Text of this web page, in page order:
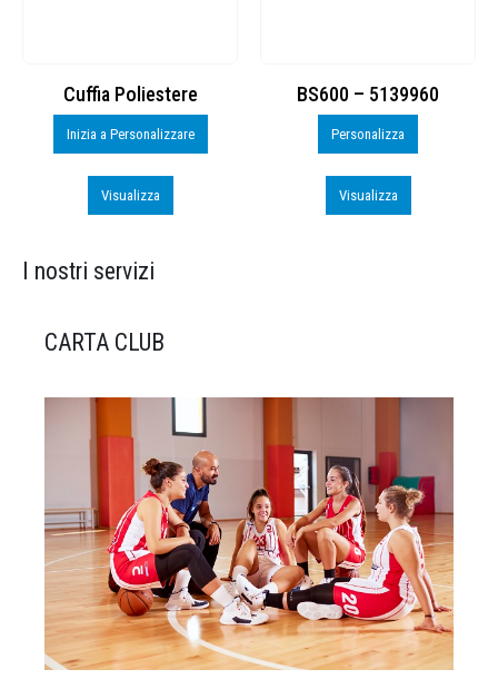
Cuffia Poliestere
Inizia a Personalizzare
Visualizza
BS600 – 5139960
Personalizza
Visualizza
I nostri servizi
CARTA CLUB